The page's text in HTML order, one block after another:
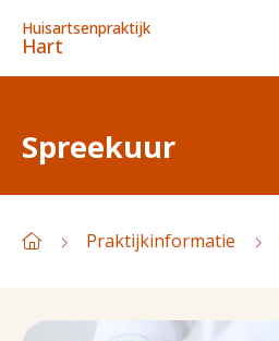
Huisartsenpraktijk
Hart
Spreekuur
Praktijkinformatie